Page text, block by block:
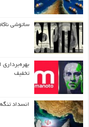
ساتوشی
تخفیف
انسداد